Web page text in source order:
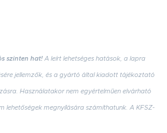
szinten hat! A leírt lehetséges hatások, a lapra
jellemzők, és a gyártó által kiadott tájékoztató
Használatakor nem egyértelműen elvárható
lehetőségek megnyílására számíthatunk. A KFSZ-